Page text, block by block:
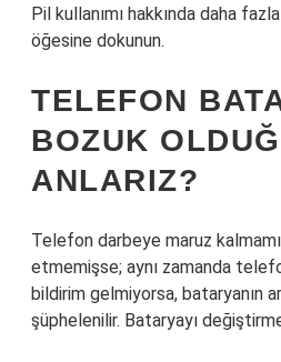
Pil kullanımı hakkında daha
öğesine dokunun.
TELEFON
BOZUK
ANLARIZ?
Telefon darbeye maruz
etmemişse; aynı zamanda
bildirim gelmiyorsa, bataryanın
şüphelenilir. Bataryayı